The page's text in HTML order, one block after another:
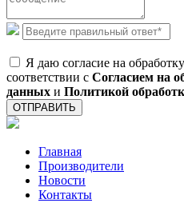
Я даю согласие на
соответствии с Согласием на
данных и Политикой
ОТПРАВИТЬ
Главная
Производители
Новости
Контакты